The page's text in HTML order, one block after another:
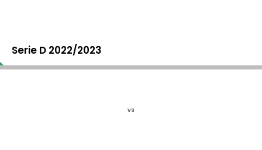
Serie D 2022/2023
vs